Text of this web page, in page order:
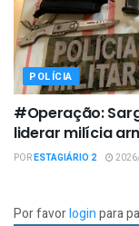
POLÍCIA
#Operação:
liderar milícia
PORESTAGIÁRIO 2
Por favorloginpara